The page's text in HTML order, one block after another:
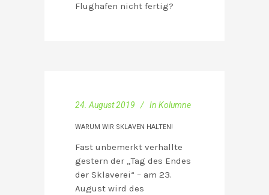
Flughafen nicht fertig?
24. August 2019 In Kolumne
WARUM WIR SKLAVEN HALTEN!
Fast unbemerkt verhallte
gestern der „Tag des Endes
der Sklaverei“ – am 23.
August wird des